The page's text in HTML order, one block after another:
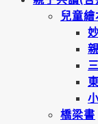
兒童繪
橋梁書